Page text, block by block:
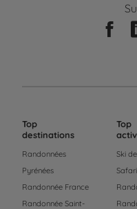
Top
destinations
Randonnées
Pyrénées
Randonnée France
Randonnée Saint-
Top
Ski
Safari